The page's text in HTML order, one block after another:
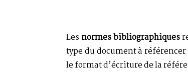
Les normes bibliographiques
type du document à
le format d’écriture de la